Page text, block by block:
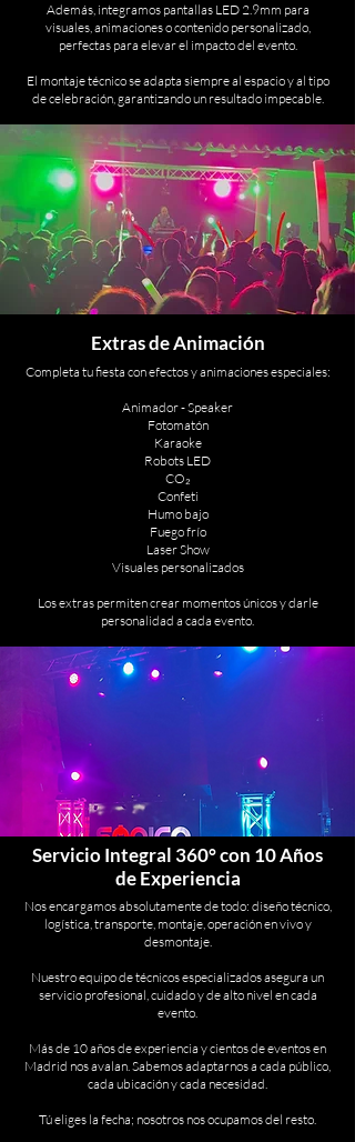
Además, integramos pantallas LED 2.9mm para
visuales, animaciones o contenido personalizado,
perfectas para elevar el impacto del evento.
El montaje técnico se adapta siempre al espacio y al tipo
de celebración, garantizando un resultado impecable.
Extras de Animación
Completa tu fiesta con efectos y animaciones especiales:
Animador - Speaker
Fotomatón
Karaoke
Robots LED
CO₂
Confeti
Humo bajo
Fuego frío
Laser Show
Visuales personalizados
Los extras permiten crear momentos únicos y darle
personalidad a cada evento.
Servicio Integral 360° con 10 Años
de Experiencia
Nos encargamos absolutamente de todo: diseño técnico,
logística, transporte, montaje, operación en vivo y
desmontaje.
Nuestro equipo de técnicos especializados asegura un
servicio profesional, cuidado y de alto nivel en cada
evento.
Más de 10 años de experiencia y cientos de eventos en
Madrid nos avalan. Sabemos adaptarnos a cada público,
cada ubicación y cada necesidad.
Tú eliges la fecha; nosotros nos ocupamos del resto.